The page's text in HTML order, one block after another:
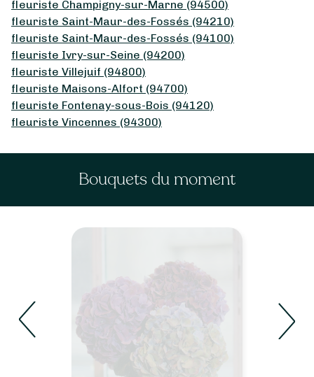
fleuriste Champigny-sur-Marne (94500)
fleuriste Saint-Maur-des-Fossés (94210)
fleuriste Saint-Maur-des-Fossés (94100)
fleuriste Ivry-sur-Seine (94200)
fleuriste Villejuif (94800)
fleuriste Maisons-Alfort (94700)
fleuriste Fontenay-sous-Bois (94120)
fleuriste Vincennes (94300)
Bouquets du moment
Roses
Voir les bouquets